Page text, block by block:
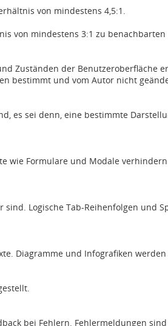
von mindestens 4,5:1.
von mindestens 3:1 zu benachbarten
Zuständen der Benutzeroberfläche
bestimmt und vom Autor nicht
es sei denn, eine bestimmte
Formulare und Modale verhindern
Logische Tab-Reihenfolgen und
Diagramme und Infografiken
bei Fehlern. Fehlermeldungen